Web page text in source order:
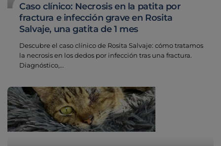
Caso clínico: Necrosis en la patita por
fractura e infección grave en Rosita
Salvaje, una gatita de 1 mes
Descubre el caso clínico de Rosita Salvaje: cómo tratamos
la necrosis en los dedos por infección tras una fractura.
Diagnóstico,…